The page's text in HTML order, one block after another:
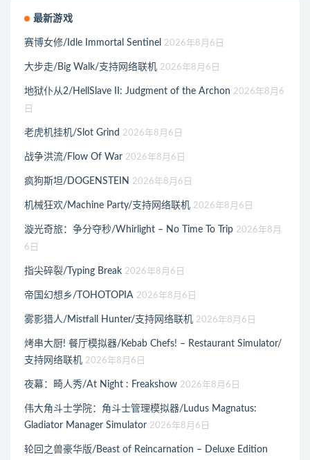
最新游戏
赛博女修/Idle Immortal Sentinel 2026年8月6日
大步走/Big Walk/支持网络联机 2026年8月6日
地狱仆从2/HellSlave II: Judgment of the Archon 2026年8月6
日
老虎机挂机/Slot Grind 2026年8月6日
战争洪流/Flow Of War 2026年8月6日
疯狗斯坦/DOGENSTEIN 2026年8月6日
机械狂欢/Machine Party/支持网络联机 2026年8月6日
漩光奇旅：争分夺秒/Whirlight – No Time To Trip 2026年8月
6日
指尖碎裂/Typing Break 2026年8月6日
帝国幻想乡/TOHOTOPIA 2026年8月6日
雾影猎人/Mistfall Hunter/支持网络联机 2026年8月6日
烤串大厨! 餐厅模拟器/Kebab Chefs! – Restaurant Simulator/
支持网络联机 2026年8月6日
夜幕：畸人秀/At Night : Freakshow 2026年8月6日
伟大角斗士学院：角斗士管理模拟器/Ludus Magnatus:
Gladiator Manager Simulator 2026年8月6日
轮回之兽豪华版/Beast of Reincarnation – Deluxe Edition